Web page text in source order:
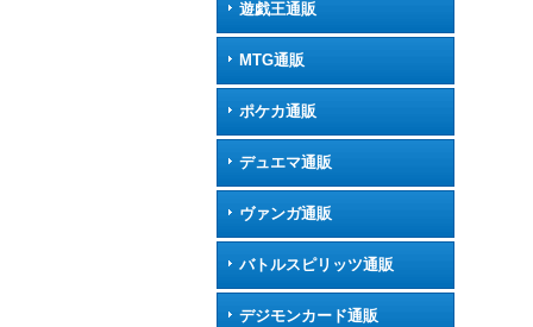
遊戯王通販
MTG通販
ポケカ通販
デュエマ通販
ヴァンガ通販
バトルスピリッツ通販
デジモンカード通販